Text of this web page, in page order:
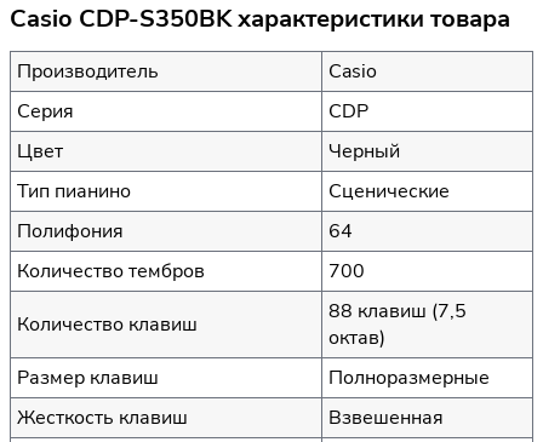
Casio CDP-S350BK характеристики товара
Производитель
Casio
Серия
CDP
Цвет
Черный
Тип пианино
Сценические
Полифония
64
Количество тембров
700
Количество клавиш
88 клавиш (7,5
октав)
Размер клавиш
Полноразмерные
Жесткость клавиш
Взвешенная